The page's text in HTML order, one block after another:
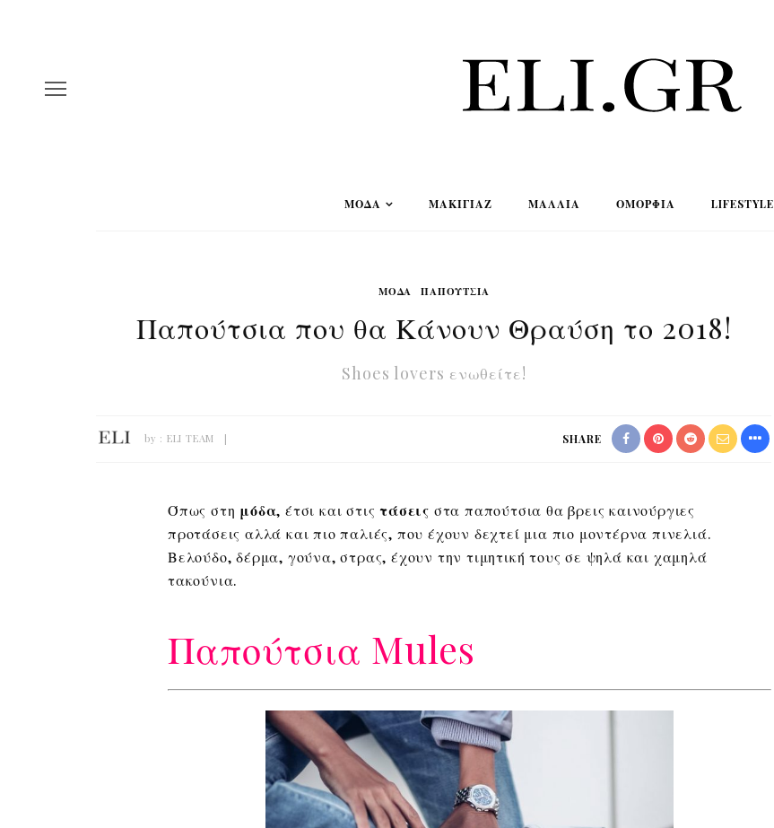
ΜΟΔΑ ΜΑΚΙΓΙΆΖ ΜΑΛΛΙΆ ΟΜΟΡΦΙΆ LIFESTYLE
ΜΟΔΑ ΠΑΠΟΥΤΣΙΑ
Παπούτσια που θα Κάνουν Θραύση το 2018!
Shoes lovers ενωθείτε!
by : ELI TEAM SHARE
Όπως στη μόδα, έτσι και στιςτάσεις στα παπούτσια θα βρεις καινούργιες
προτάσεις αλλά και πιο παλιές, που έχουν δεχτεί μια πιο μοντέρνα πινελιά.
Βελούδο, δέρμα, γούνα, στρας, έχουν την τιμητική τους σε ψηλά και χαμηλά
τακούνια.
Παπούτσια Mules